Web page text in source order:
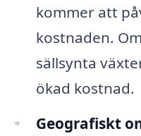
kommer att
kostnaden.
sällsynta
ökad kostnad.
Geografiskt